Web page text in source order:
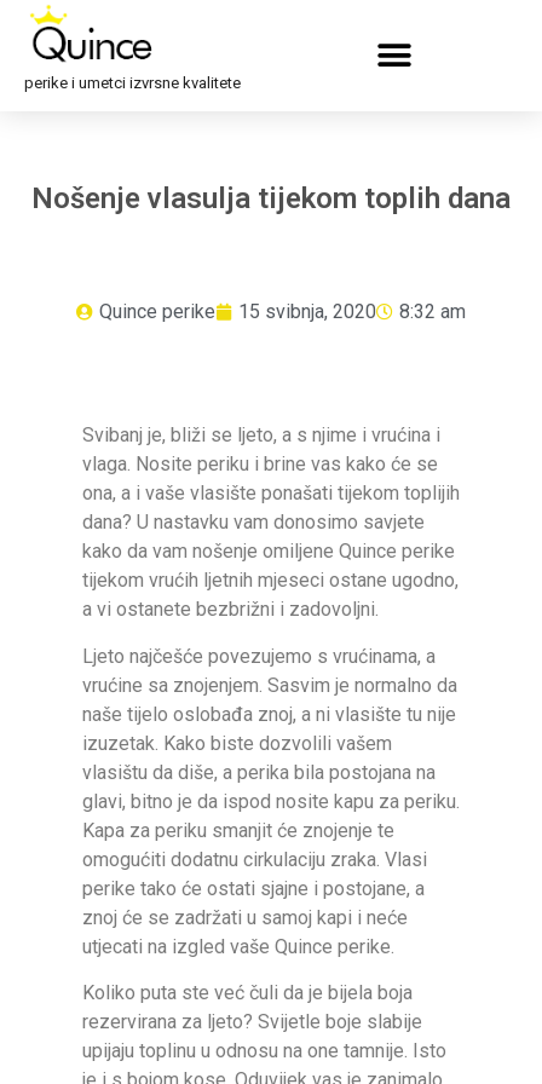
perike i umetci izvrsne kvalitete
Nošenje vlasulja tijekom toplih dana
Quince perike 15 svibnja, 2020 8:32 am
Svibanj je, bliži se ljeto, a s njime i vrućina i
vlaga. Nosite periku i brine vas kako će se
ona, a i vaše vlasište ponašati tijekom toplijih
dana? U nastavku vam donosimo savjete
kako da vam nošenje omiljene Quince perike
tijekom vrućih ljetnih mjeseci ostane ugodno,
a vi ostanete bezbrižni i zadovoljni.
Ljeto najčešće povezujemo s vrućinama, a
vrućine sa znojenjem. Sasvim je normalno da
naše tijelo oslobađa znoj, a ni vlasište tu nije
izuzetak. Kako biste dozvolili vašem
vlasištu da diše, a perika bila postojana na
glavi, bitno je da ispod nosite kapu za periku.
Kapa za periku smanjit će znojenje te
omogućiti dodatnu cirkulaciju zraka. Vlasi
perike tako će ostati sjajne i postojane, a
znoj će se zadržati u samoj kapi i neće
utjecati na izgled vaše Quince perike.
Koliko puta ste već čuli da je bijela boja
rezervirana za ljeto? Svijetle boje slabije
upijaju toplinu u odnosu na one tamnije. Isto